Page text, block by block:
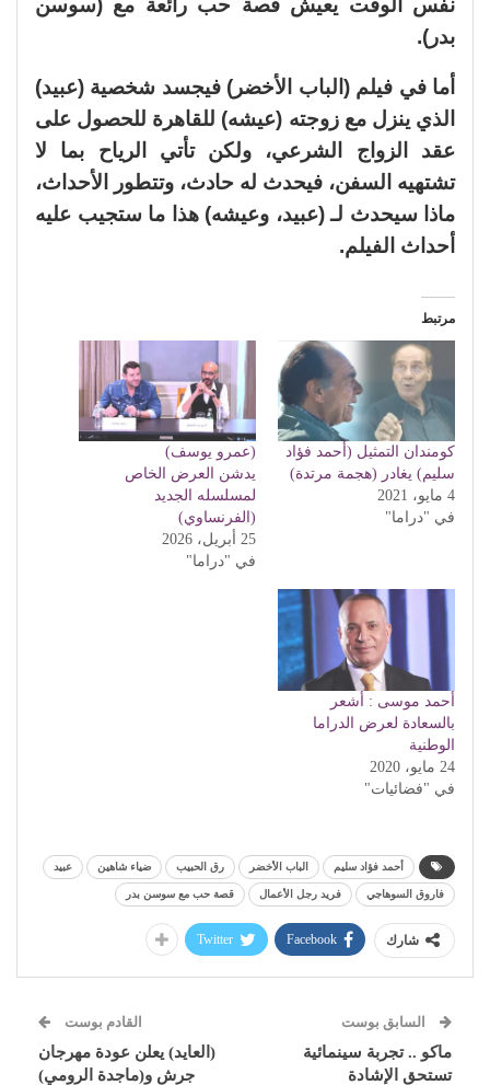
نفس الوقت يعيش قصة حب رائعة مع (سوسن
بدر).
أما في فيلم (الباب الأخضر) فيجسد شخصية (عبيد)
الذي ينزل مع زوجته (عيشه) للقاهرة للحصول على
عقد الزواج الشرعي، ولكن تأتي الرياح بما لا
تشتهيه السفن، فيحدث له حادث، وتتطور الأحداث،
ماذا سيحدث لـ (عبيد، وعيشه) هذا ما ستجيب عليه
أحداث الفيلم.
مرتبط
كومندان التمثيل (أحمد فؤاد
سليم) يغادر (هجمة مرتدة)
4 مايو، 2021
في "دراما"
(عمرو يوسف)
يدشن العرض الخاص
لمسلسله الجديد
(الفرنساوي)
25 أبريل، 2026
في "دراما"
أحمد موسى : أشعر
بالسعادة لعرض الدراما
الوطنية
24 مايو، 2020
في "فضائيات"
أحمد فؤاد سليم الباب الأخضر رق الحبيب ضياء شاهين عبيد
فاروق السوهاجي فريد رجل الأعمال قصة حب مع سوسن بدر
شارك Facebook
Twitter
السابق بوست
ماكو .. تجربة سينمائية
تستحق الإشادة
القادم بوست
(العايد) يعلن عودة مهرجان
جرش و(ماجدة الرومي)